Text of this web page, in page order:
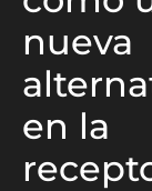
nueva
en la